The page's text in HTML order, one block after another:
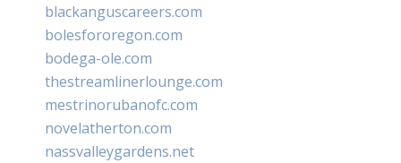
blackanguscareers.com
bolesfororegon.com
bodega-ole.com
thestreamlinerlounge.com
mestrinorubanofc.com
novelatherton.com
nassvalleygardens.net